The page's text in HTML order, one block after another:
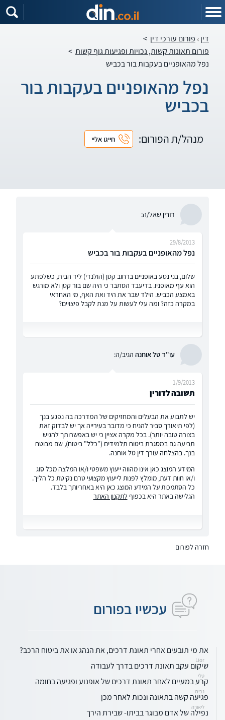
דין פורום עורכי דין >
פורום תאונות קשות, נכויות ופגיעות גוף קשות >
נפל מהאופניים בעקבות בור בכביש
נפל מהאופניים בעקבות בור
בכביש
מנהל/ת הפורום: חייגו אליי
דוריןשאל/ה:
נפל מהאופניים בעקבות בור בכביש
29/8/2013
שלום, בני נסע באופניים ברחוב קטן (הולנדי) ליד הבית, כשלפתע
הוא עף מאופניו. בדיעבד הסתבר כי היה שם בור קטן ולא מורגש
באמצע הכביש. הילד שבר את היד ואת האף, מי האחראי
במקרה כזה? ומה עלי לעשות על מנת לקבל פיצויים?
עו"ד טל אוחנה הגיב/ה:
תשובה לדורין
1/9/2013
יש לתבוע את הבעלים והמחזיקים של המדרכה בה נפגע בנך
(לפי תיאורך סביר להניח כי מדובר בעירייה אך יש לבדוק זאת
בצורה טובה יותר). בכל מקרה אציין כי יש באפשרותך להגיש
תביעה גם במסגרת ביטוח תלמידים ("כלל" ביטוח), שם מבוטח
בנך. בהצלחה עורך דין טל אוחנה.
המידע המוצג כאן אינו מהווה ייעוץ משפטי ו/או המלצה מכל סוג
ו/או חוות דעת, מומלץ לפנות לייעוץ מקצועי טרם נקיטת כל הליך.
כל הסתמכות על המידע המוצג כאן היא באחריותך בלבד.
הגלישה באתר היא בכפוף לתקנון האתר
חזרה לפורום
עכשיו בפורום
את מי תובעים אחרי תאונת דרכים, את הנהג או את ביטוח הרכב?
Lior
שיקום עקב תאונת דרכים בדרך לעבודה
טלי
קרע במעיים לאחר תאונת דרכים של אופנוע ופגיעה בחומה
נבית
פגיעה קשה בתאונה ונכות לאחר מכן
ליאורה
נפילה של אדם מבוגר בביתו- שבירת הירך